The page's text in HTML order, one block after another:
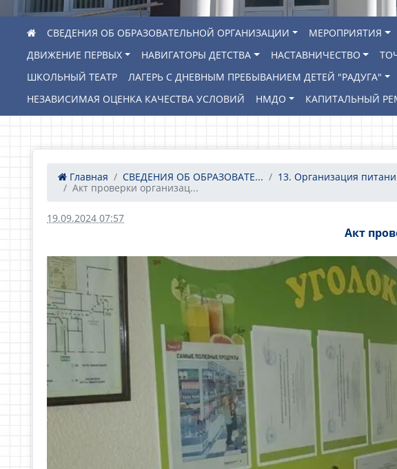
СВЕДЕНИЯ ОБ ОБРАЗОВАТЕЛЬНОЙ ОРГАНИЗАЦИИ МЕРОПРИЯТИЯ
ДВИЖЕНИЕ ПЕРВЫХ
НАВИГАТОРЫ ДЕТСТВА НАСТАВНИЧЕСТВО
ШКОЛЬНЫЙ ТЕАТР
ЛАГЕРЬ С ДНЕВНЫМ ПРЕБЫВАНИЕМ ДЕТЕЙ "РАДУГА"
НЕЗАВИСИМАЯ ОЦЕНКА КАЧЕСТВА УСЛОВИЙ
НМДО КАПИТАЛЬНЫЙ
Главная СВЕДЕНИЯ ОБ ОБРАЗОВАТЕ... 13. Организация
Акт проверки организац...
19.09.2024 07:57
Акт